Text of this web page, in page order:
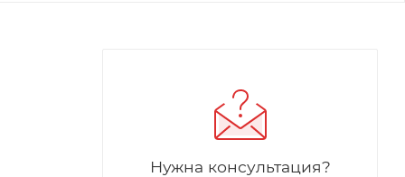
Нужна консультация?